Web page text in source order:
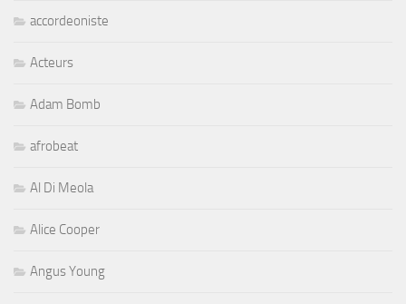
accordeoniste
Acteurs
Adam Bomb
afrobeat
Al Di Meola
Alice Cooper
Angus Young